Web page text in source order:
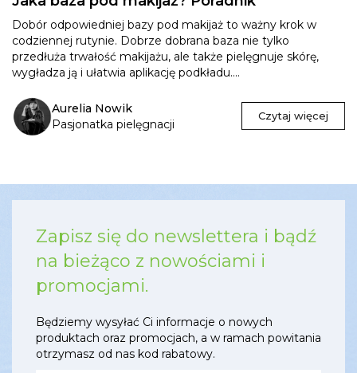
Dobór odpowiedniej bazy pod makijaż to ważny krok w
codziennej rutynie. Dobrze dobrana baza nie tylko
przedłuża trwałość makijażu, ale także pielęgnuje skórę,
wygładza ją i ułatwia aplikację podkładu....
Aurelia Nowik
Pasjonatka pielęgnacji
Czytaj więcej
Zapisz się do newslettera i bądź
na bieżąco z nowościami i
promocjami.
Będziemy wysyłać Ci informacje o nowych
produktach oraz promocjach, a w ramach powitania
otrzymasz od nas kod rabatowy.